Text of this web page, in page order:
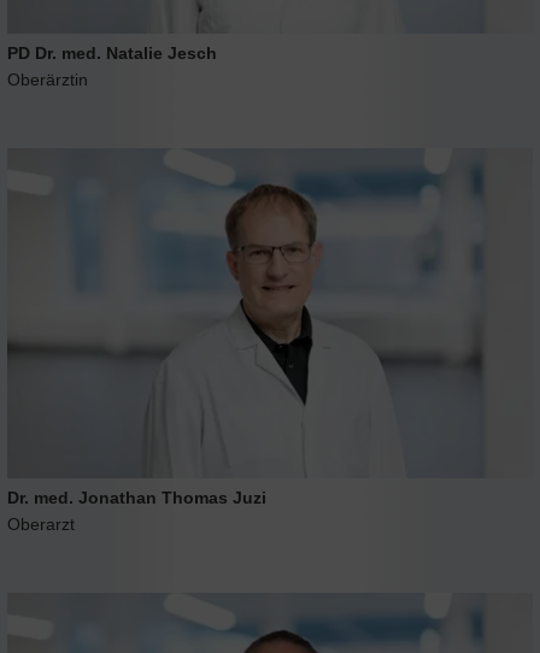
PD Dr. med. Natalie Jesch
Oberärztin
Dr. med. Jonathan Thomas Juzi
Oberarzt